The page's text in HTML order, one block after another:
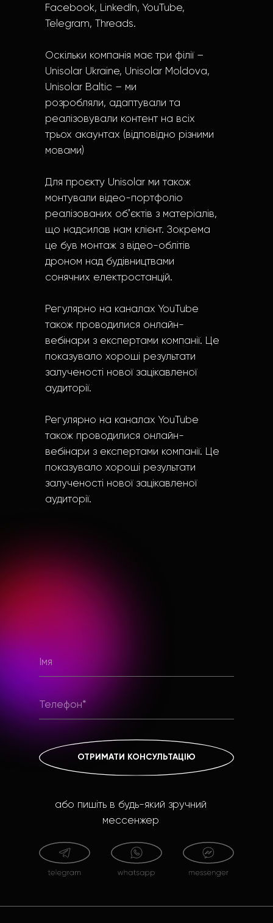
Facebook, LinkedIn, YouTube,
Telegram, Threads.
Оскільки компанія має три філії –
Unisolar Ukraine, Unisolar Moldova,
Unisolar Baltic – ми
розробляли, адаптували та
реалізовували контент на всіх
трьох акаунтах (відповідно різними
мовами)
Для проєкту Unisolar ми також
монтували відео-портфоліо
реалізованих обʼєктів з матеріалів,
що надсилав нам клієнт. Зокрема
це був монтаж з відео-облітів
дроном над будівництвами
сонячних електростанцій.
Регулярно на каналах YouTube
також проводилися онлайн-
вебінари з експертами компанії. Це
показувало хороші результати
залученості нової зацікавленої
аудиторії.
Регулярно на каналах YouTube
також проводилися онлайн-
вебінари з експертами компанії. Це
показувало хороші результати
залученості нової зацікавленої
аудиторії.
ОТРИМАТИ КОНСУЛЬТАЦІЮ
або пишіть в будь-який зручний
мессенжер